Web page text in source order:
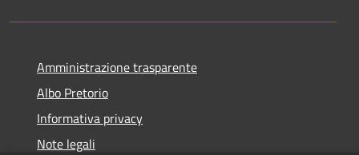
Amministrazione trasparente
Albo Pretorio
Informativa privacy
Note legali